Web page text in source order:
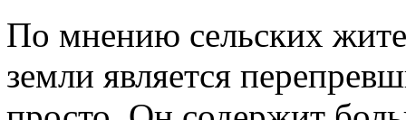
По мнению сельских
земли является